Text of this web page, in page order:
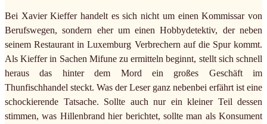
Bei Xavier Kieffer handelt es sich nicht um einen Kommissar von
Berufswegen, sondern eher um einen Hobbydetektiv, der neben
seinem Restaurant in Luxemburg Verbrechern auf die Spur kommt.
Als Kieffer in Sachen Mifune zu ermitteln beginnt, stellt sich schnell
heraus das hinter dem Mord ein großes Geschäft im
Thunfischhandel steckt. Was der Leser ganz nebenbei erfährt ist eine
schockierende Tatsache. Sollte auch nur ein kleiner Teil dessen
stimmen, was Hillenbrand hier berichtet, sollte man als Konsument